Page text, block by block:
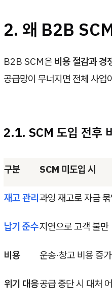
2. 왜 B2B
B2B SCM은 비용 절감과 경
공급망이 무너지면 전체 사업
2.1. SCM 도입 전후
구분 SCM 미도입 시
재고 관리과잉 재고로 자금
납기 준수지연으로 고객 불만
비용 운송·창고 비용 증가
위기 대응공급 중단 시 대처